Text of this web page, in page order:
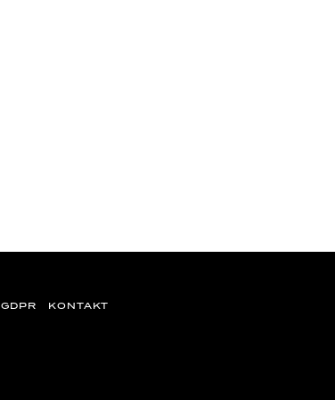
GDPR KONTAKT